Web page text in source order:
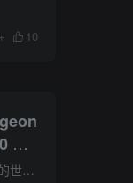
10
全
游戏介绍 《Darkest Dungeon II》是在被诅咒的世界中进行旅程的 roguelike 游戏。结成团队，让驿车整装待发，准备踏上一段在崩坏的世界中孤注一掷的旅程，来尝试避免世界末日。然而，你面对的最...